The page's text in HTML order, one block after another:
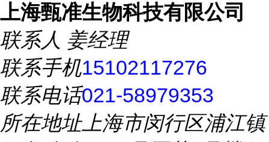
上海甄准生物科技有限公司
联系人 姜经理
联系手机15102117276
联系电话021-58979353
所在地址上海市闵行区浦江镇